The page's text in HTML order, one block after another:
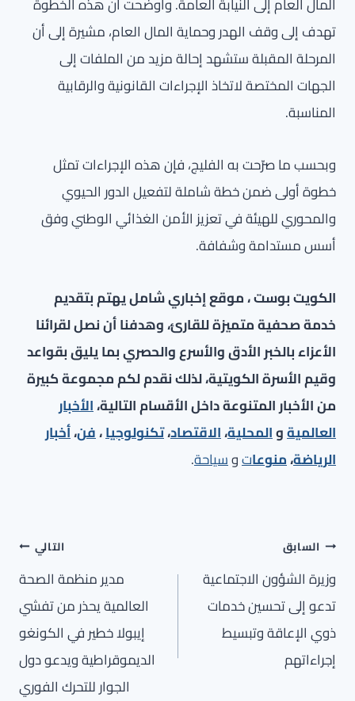
تهدف إلى وقف الهدر وحماية المال العام، مشيرة إلى أن
المرحلة المقبلة ستشهد إحالة مزيد من الملفات إلى
الجهات المختصة لاتخاذ الإجراءات القانونية والرقابية
المناسبة.
وبحسب ما صرّحت به الفليج، فإن هذه الإجراءات تمثل
خطوة أولى ضمن خطة شاملة لتفعيل الدور الحيوي
والمحوري للهيئة في تعزيز الأمن الغذائي الوطني وفق
أسس مستدامة وشفافة.
الكويت بوست ، موقع إخباري شامل يهتم بتقديم
خدمة صحفية متميزة للقارئ، وهدفنا أن نصل لقرائنا
الأعزاء بالخبر الأدق والأسرع والحصري بما يليق بقواعد
وقيم الأسرة الكويتية، لذلك نقدم لكم مجموعة كبيرة
من الأخبار المتنوعة داخل الأقسام التالية،الأخبار
العالميةوالمحلية،الاقتصاد،تكنولوجيا،فن،أخبار
الرياضة،منوعاتوسياحة.
تصفّح
المقالات
السابق
وزيرة الشؤون الاجتماعية
تدعو إلى تحسين خدمات
ذوي الإعاقة وتبسيط
إجراءاتهم
التالي
مدير منظمة الصحة
العالمية يحذر من تفشي
إيبولا خطير في الكونغو
الديموقراطية ويدعو دول
الجوار للتحرك الفوري